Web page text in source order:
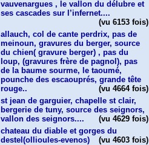
vauvenargues , le vallon du délubre et
ses cascades sur l’infernet....
(vu 6153 fois)
allauch, col de cante perdrix, pas de
meinoun, gravures du berger, source
du chien( gravure berger) , pas du
loup, (gravures frère de pagnol), pas
de la baume sourme, le taoumé,
pounche des escaouprés, grande tête
rouge..
(vu 4664fois)
st jean de garguier, chapelle st clair,
bergerie de tuny, source des seignors,
vallon des seignors....
(vu 4629 fois)
chateau du diable et gorges du
destel(ollioules-evenos)
(vu 4603 fois)